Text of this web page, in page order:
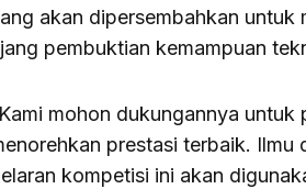
akan dipersembahkan untuk
pembuktian kemampuan
mohon dukungannya
prestasi terbaik.
kompetisi ini akan